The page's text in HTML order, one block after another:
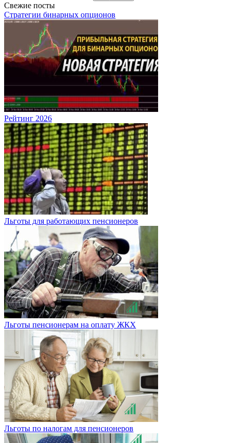
Свежие посты
Стратегии бинарных опционов
Рейтинг 2026
Льготы для работающих пенсионеров
Льготы пенсионерам на оплату ЖКХ
Льготы по налогам для пенсионеров